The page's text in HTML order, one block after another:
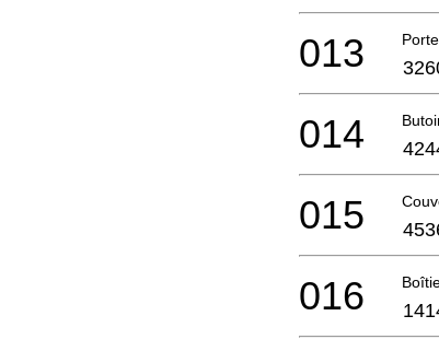
013
014
015
016